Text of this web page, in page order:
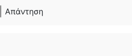
Απάντηση